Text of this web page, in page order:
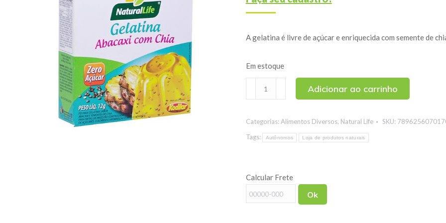
A gelatina é livre de açúcar e enriquecida com semente de
Em estoque
Diet
Abacaxi
com
Life
12g
quantidade
Adicionar ao carrinho
Categorias: Alimentos Diversos, Natural Life SKU:
Tags:
Autônomos Loja de produtos naturais
Calcular Frete
Ok